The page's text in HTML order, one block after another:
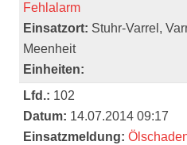
Fehlalarm
Einsatzort: Stuhr-Varrel,
Meenheit
Einheiten:
Lfd.: 102
Datum: 14.07.2014 09:17
Einsatzmeldung: